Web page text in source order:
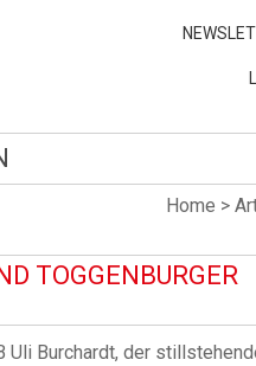
Home >
TOGGENBURGER
Burchardt, der